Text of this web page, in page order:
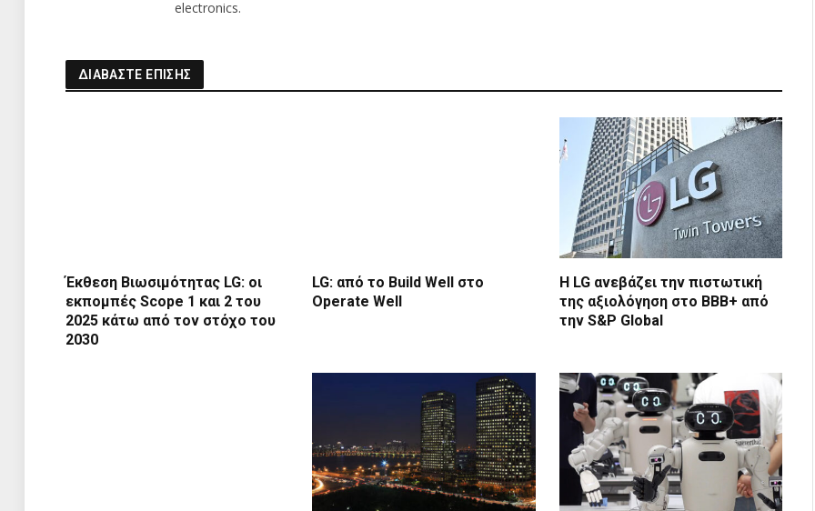
electronics.
ΔΙΑΒΑΣΤΕ ΕΠΙΣΗΣ
Έκθεση Βιωσιμότητας LG: οι
εκπομπές Scope 1 και 2 του
2025 κάτω από τον στόχο του
2030
LG: από το Build Well στο
Operate Well
Η LG ανεβάζει την πιστωτική
της αξιολόγηση στο BBB+ από
την S&P Global